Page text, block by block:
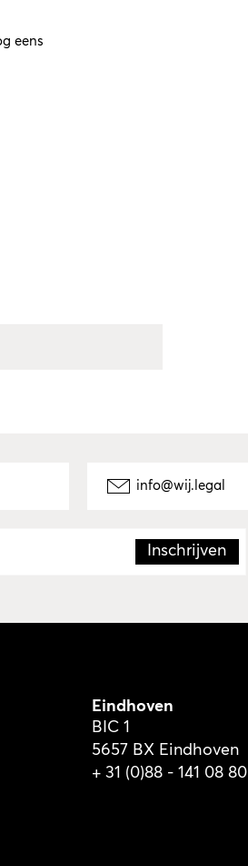
eens
info@wij.legal
Eindhoven
BIC 1
5657 BX Eindhoven
+ 31 (0)88 - 141 08 80